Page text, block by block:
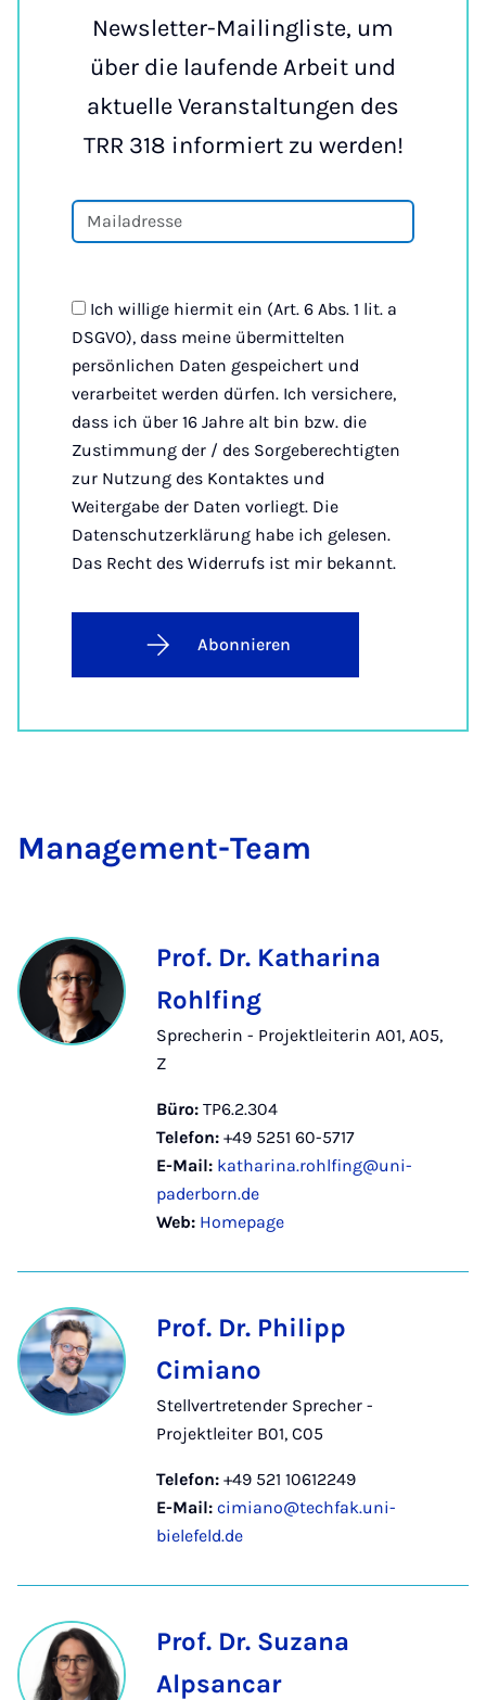
Newsletter-Mailingliste, um
über die laufende Arbeit und
aktuelle Veranstaltungen des
TRR 318 informiert zu werden!
DSGVO), dass meine übermittelten
persönlichen Daten gespeichert und
verarbeitet werden dürfen. Ich versichere,
dass ich über 16 Jahre alt bin bzw. die
Zustimmung der / des Sorgeberechtigten
zur Nutzung des Kontaktes und
Weitergabe der Daten vorliegt. Die
Datenschutzerklärung habe ich gelesen.
Das Recht des Widerrufs ist mir bekannt.
Abonnieren
Ma­nage­ment-Team
Prof. Dr. Katharina
Rohlfing
Sprecherin - Projektleiterin A01, A05,
Z
Büro: TP6.2.304
Telefon: +49 5251 60-5717
E-Mail: katharina.rohlfing@uni-
paderborn.de
Web: Homepage
Prof. Dr. Philipp
Cimiano
Stellvertretender Sprecher -
Projektleiter B01, C05
Telefon: +49 521 10612249
E-Mail: cimiano@techfak.uni-
bielefeld.de
Prof. Dr. Suzana
Alpsancar